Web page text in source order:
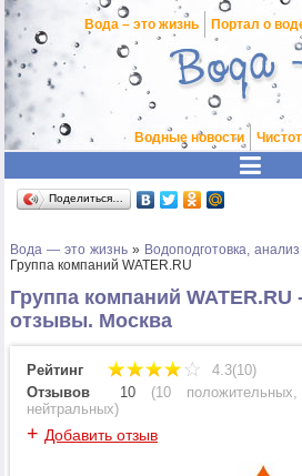
Вода – это жизнь Портал о
Водные новости
Поделиться…
Вода — это жизнь » Водоподготовка,
Группа компаний WATER.RU
Группа компаний
отзывы. Москва
Рейтинг
4.3(10)
Отзывов
10(10 положительных
нейтральных)
+ Добавить отзыв